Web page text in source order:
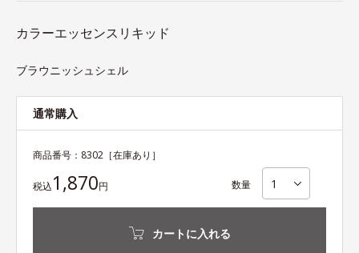
カラーエッセンスリキッド
ブラウニッシュシェル
通常購入
商品番号： 8302 ［在庫あり］
税込1,870円 数量
カートに入れる